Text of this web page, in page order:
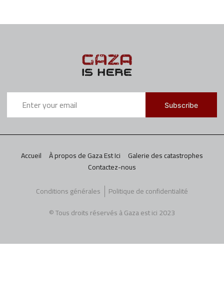
Accueil À propos de Gaza Est Ici
Galerie des catastrophes
Contactez-nous
Conditions générales
Politique de confidentialité
© Tous droits réservés à Gaza est ici 2023